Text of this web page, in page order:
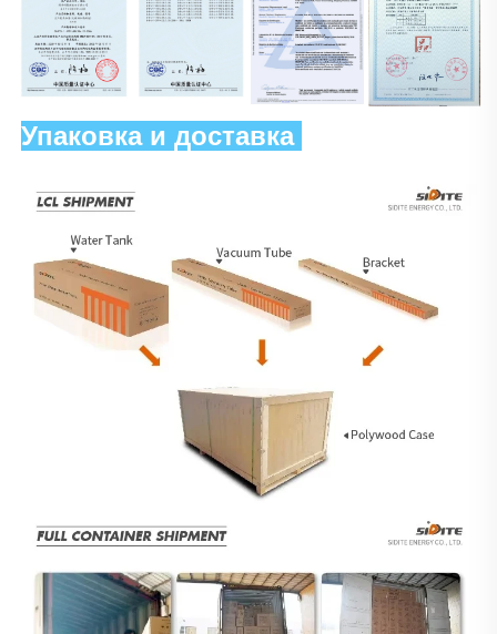
Упаковка и доставка